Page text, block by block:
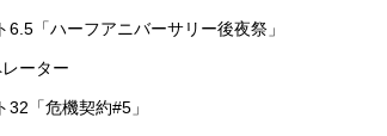
6.5「ハーフアニバーサリー後夜祭」
ーター
32「危機契約#5」